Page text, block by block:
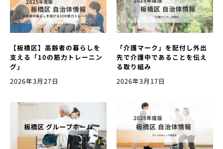
【板橋区】高齢者の暮らしを
支える「10の筋力トレーニン
グ」
2026年3月27日
「介護マーク」を配付し外出
先で介護中であることを伝え
る取り組み
2026年3月17日